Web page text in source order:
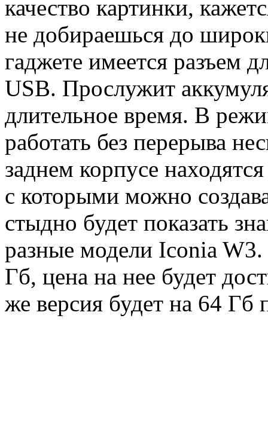
качество картинки,
не добираешься до
гаджете имеется разъем
USB. Прослужит
длительное время. В
работать без перерыва
заднем корпусе
с которыми можно
стыдно будет показать
разные модели Iconia W3.
Гб, цена на нее будет
же версия будет на 64 Гб